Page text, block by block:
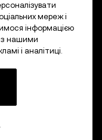
мереж і
інформацією
з нашими
і аналітиці.